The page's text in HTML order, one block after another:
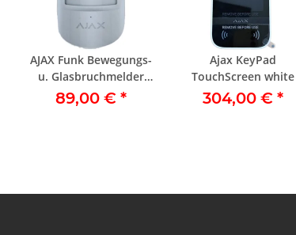
AJAX Funk Bewegungs-
u. Glasbruchmelder
CombiProtect white
89,00 € *
Ajax KeyPad
TouchScreen white
304,00 € *